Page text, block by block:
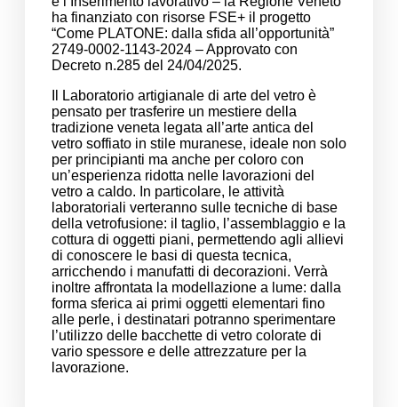
ha finanziato con risorse FSE+ il progetto
“Come PLATONE: dalla sfida all’opportunità”
2749-0002-1143-2024 – Approvato con
Decreto n.285 del 24/04/2025.
Il Laboratorio artigianale di arte del vetro è
pensato per trasferire un mestiere della
tradizione veneta legata all’arte antica del
vetro soffiato in stile muranese, ideale non solo
per principianti ma anche per coloro con
un’esperienza ridotta nelle lavorazioni del
vetro a caldo. In particolare, le attività
laboratoriali verteranno sulle tecniche di base
della vetrofusione: il taglio, l’assemblaggio e la
cottura di oggetti piani, permettendo agli allievi
di conoscere le basi di questa tecnica,
arricchendo i manufatti di decorazioni. Verrà
inoltre affrontata la modellazione a lume: dalla
forma sferica ai primi oggetti elementari fino
alle perle, i destinatari potranno sperimentare
l’utilizzo delle bacchette di vetro colorate di
vario spessore e delle attrezzature per la
lavorazione.